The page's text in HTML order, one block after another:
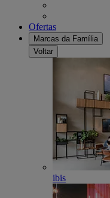
Ofertas
Marcas da Família
Voltar
ibis